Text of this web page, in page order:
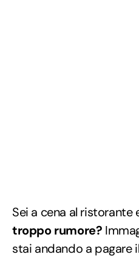
Sei a cena al ristorante
troppo rumore?
stai andando a pagare